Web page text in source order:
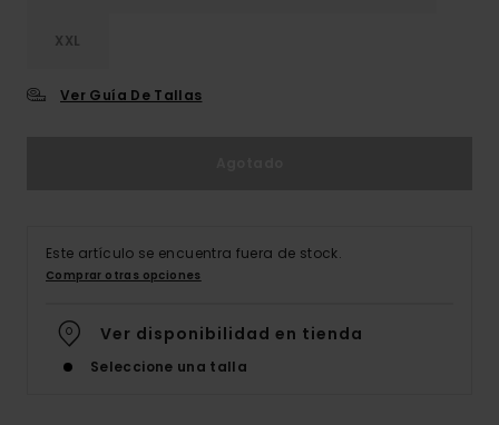
XXL
Ver Guía De Tallas
Este artículo se encuentra fuera de stock.
Comprar otras opciones
Ver disponibilidad en tienda
Seleccione una talla